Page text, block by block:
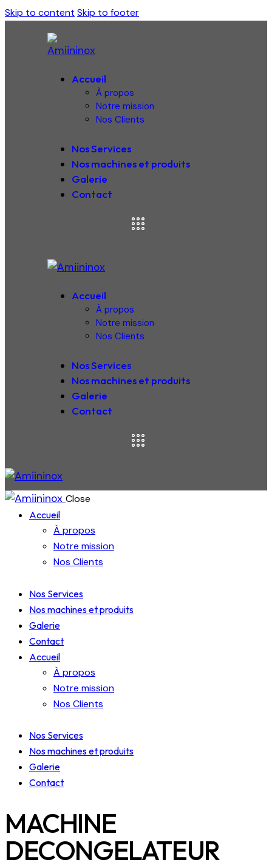
Skip to content Skip to footer
Accueil
À propos
Notre mission
Nos Clients
Nos Services
Nos machines et produits
Galerie
Contact
Accueil
À propos
Notre mission
Nos Clients
Nos Services
Nos machines et produits
Galerie
Contact
Close
Accueil
À propos
Notre mission
Nos Clients
Nos Services
Nos machines et produits
Galerie
Contact
Accueil
À propos
Notre mission
Nos Clients
Nos Services
Nos machines et produits
Galerie
Contact
MACHINE
DECONGELATEUR